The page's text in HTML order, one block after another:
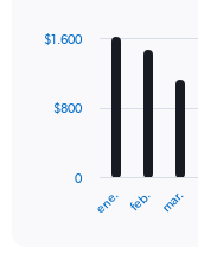
with
12
The
ene. feb. mar.
0
$800
$1.600